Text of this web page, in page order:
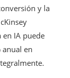
y la
en IA puede
en